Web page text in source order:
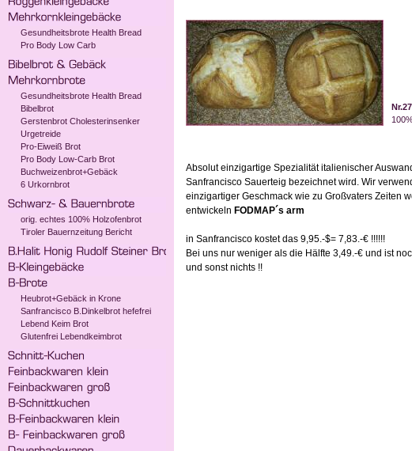
Gesundheitsbrote Health Bread
Pro Body Low Carb
Gesundheitsbrote Health Bread
Bibelbrot
Gerstenbrot Cholesterinsenker
Urgetreide
Pro-Eiweiß Brot
Pro Body Low-Carb Brot
Buchweizenbrot+Gebäck
6 Urkornbrot
orig. echtes 100% Holzofenbrot
Tiroler Bauernzeitung Bericht
Heubrot+Gebäck in Krone
Sanfrancisco B.Dinkelbrot hefefrei
Lebend Keim Brot
Glutenfrei Lebendkeimbrot
Absolut einzigartige Spezialität italienischer
Sanfrancisco Sauerteig bezeichnet wird. Wir
einzigartiger Geschmack wie zu Großvaters Zeiten
entwickeln FODMAP´s arm
in Sanfrancisco kostet das 9,95.-$= 7,83.-€ !!!!!!
Bei uns nur weniger als die Hälfte 3,49.-€ und ist
und sonst nichts !!